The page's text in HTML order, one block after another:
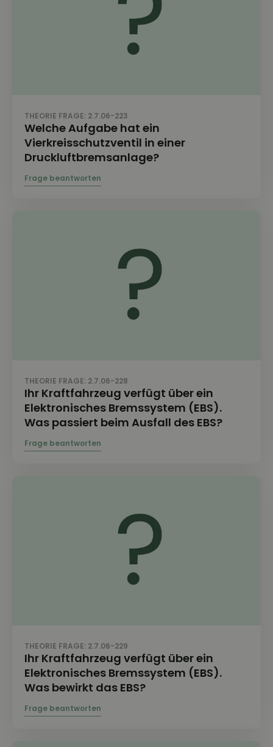
THEORIE FRAGE: 2.7.06-223
Welche Aufgabe hat ein
Vierkreisschutzventil in einer
Druckluftbremsanlage?
THEORIE FRAGE: 2.7.06-228
Ihr Kraftfahrzeug verfügt über ein
Elektronisches Bremssystem (EBS).
Was passiert beim Ausfall des EBS?
THEORIE FRAGE: 2.7.06-229
Ihr Kraftfahrzeug verfügt über ein
Elektronisches Bremssystem (EBS).
Was bewirkt das EBS?